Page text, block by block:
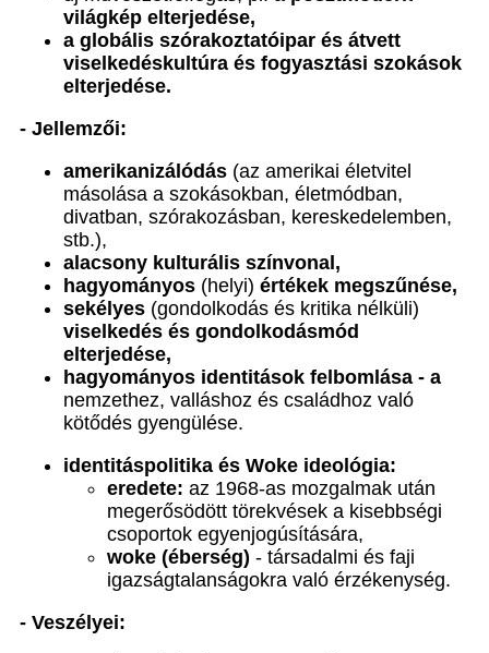
világkép elterjedése,
a globális szórakoztatóipar és átvett
viselkedéskultúra és fogyasztási szokások
elterjedése.
- Jellemzői:
amerikanizálódás (az amerikai életvitel
másolása a szokásokban, életmódban,
divatban, szórakozásban, kereskedelemben,
stb.),
alacsony kulturális színvonal,
hagyományos (helyi) értékek megszűnése,
sekélyes (gondolkodás és kritika nélküli)
viselkedés és gondolkodásmód
elterjedése,
hagyományos identitások felbomlása - a
nemzethez, valláshoz és családhoz való
kötődés gyengülése.
identitáspolitika és Woke ideológia:
eredete: az 1968-as mozgalmak után
megerősödött törekvések a kisebbségi
csoportok egyenjogúsítására,
woke (éberség) - társadalmi és faji
igazságtalanságokra való érzékenység.
- Veszélyei: